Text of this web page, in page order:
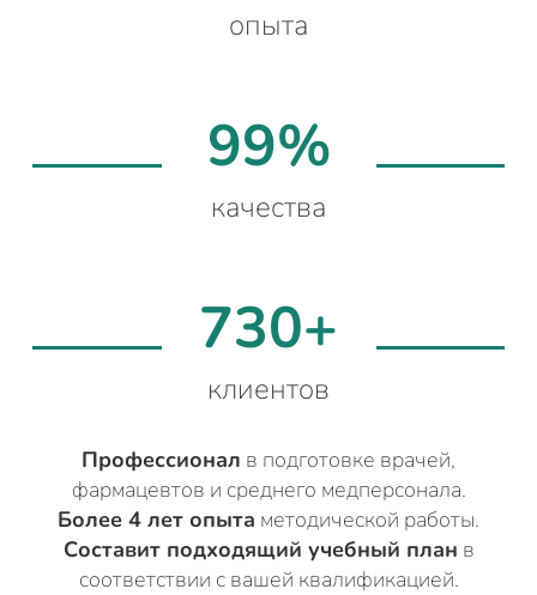
опыта
99%
качества
730+
клиентов
Профессионал в подготовке врачей,
фармацевтов и среднего медперсонала.
Более 4 лет опыта методической работы.
Составит подходящий учебный план в
соответствии с вашей квалификацией.